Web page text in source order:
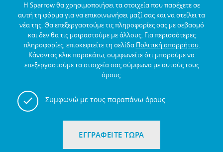
Η Sparrow θα χρησιμοποιήσει τα στοιχεία που παρέχετε σε
αυτή τη φόρμα για να επικοινωνήσει μαζί σας και να στείλει τα
νέα της.Θα επεξεργαστούμε τις πληροφορίες σας με σεβασμό
και δεν θα τις μοιραστούμε με άλλους. Για περισσότερες
πληροφορίες, επισκεφτείτε τη σελίδα Πολιτική απορρήτου.
Κάνοντας κλικ παρακάτω, συμφωνείτε ότι μπορούμε να
επεξεργαστούμε τα στοιχεία σας σύμφωνα με αυτούς τους
όρους.
Συμφωνώ με τους παραπάνω όρους
ΕΓΓΡΑΦΕΙΤΕ ΤΩΡΑ